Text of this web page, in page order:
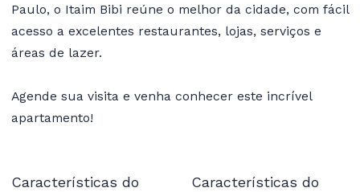
Paulo, o Itaim Bibi reúne o melhor da cidade, com fácil
acesso a excelentes restaurantes, lojas, serviços e
áreas de lazer.
Agende sua visita e venha conhecer este incrível
apartamento!
Características do
Características do